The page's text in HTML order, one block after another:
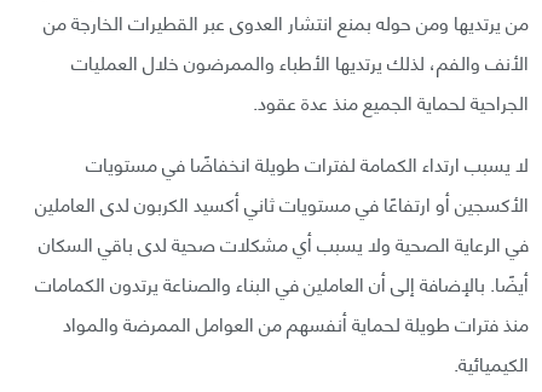
من يرتديها ومن حوله بمنع انتشار العدوى عبر القطيرات الخارجة من
الأنف والفم، لذلك يرتديها الأطباء والممرضون خلال العمليات
الجراحية لحماية الجميع منذ عدة عقود.
لا يسبب ارتداء الكمامة لفترات طويلة انخفاضًا في مستويات
الأكسجين أو ارتفاعًا في مستويات ثاني أكسيد الكربون لدى العاملين
في الرعاية الصحية ولا يسبب أي مشكلات صحية لدى باقي السكان
أيضًا. بالإضافة إلى أن العاملين في البناء والصناعة يرتدون الكمامات
منذ فترات طويلة لحماية أنفسهم من العوامل الممرضة والمواد
الكيميائية.